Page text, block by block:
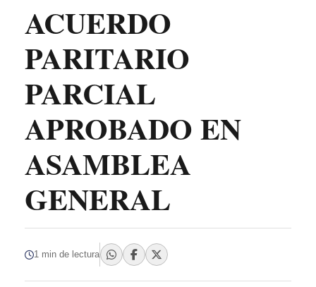
ACUERDO
PARITARIO
PARCIAL
APROBADO EN
ASAMBLEA
GENERAL
1 min de lectura